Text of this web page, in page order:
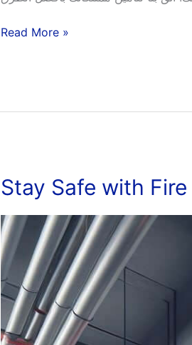
Read More »
Stay Safe with
Stay
Safe
with
Fire
Alarm
System